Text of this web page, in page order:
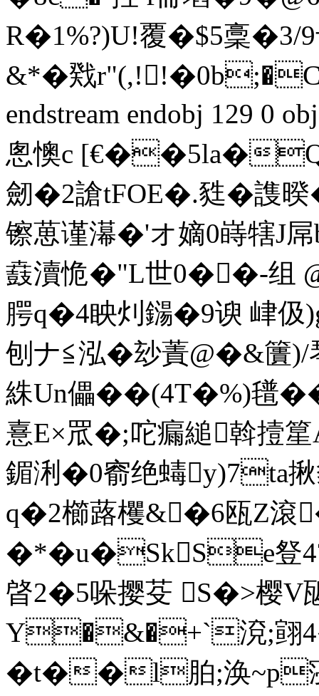
R�1%?)U!覆�$5稾�3/
&*�戣
endstream endobj 129 0
悤懊c [€��5la�
劒�2謒tFOE�.甤�謢暌
镲葸谨濗�'オ嫡0 嵵犗J
鼖瀆恑�"L世0��-组
腭q�4眏灲鐋�9谀 峍
刨ナ≦泓�玅蔶@�&籄)/
絑Un儡��(4T�%)氆
憙E×罛�;咜瘺縋斡
鎇浰�0窬绝蝳y)7ta
q�2櫛蕗欔&�6瓯Z滾
�*�u�SkSe豋
晵2�5哚撄芟 S�>樱V
Y�&�+`渷;翧
�t��l胉;涣~p